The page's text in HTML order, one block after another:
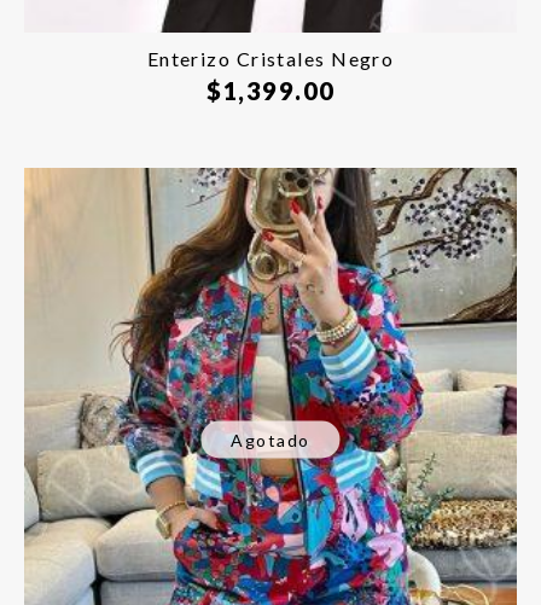
Enterizo Cristales Negro
$1,399.00
Agotado